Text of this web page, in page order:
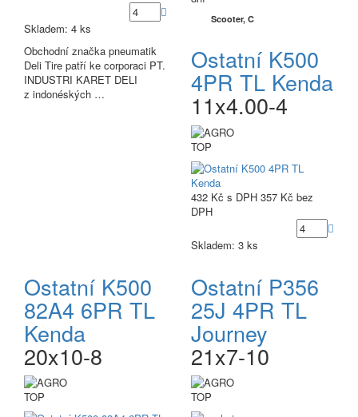
Skladem: 4 ks
Obchodní značka pneumatik
Deli Tire patří ke corporaci PT.
INDUSTRI KARET DELI
z indonéských …
Scooter, C
Ostatní K500
4PR TL Kenda
11x4.00-4
TOP
432 Kč s DPH 357 Kč bez
DPH
Skladem: 3 ks
Ostatní K500
82A4 6PR TL
Kenda
20x10-8
TOP
Ostatní P356
25J 4PR TL
Journey
21x7-10
TOP